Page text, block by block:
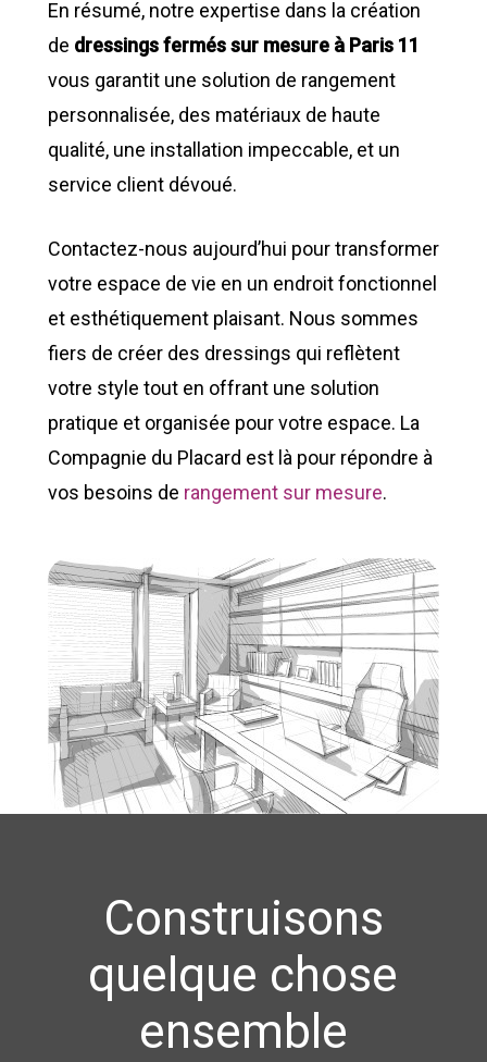
En résumé, notre expertise dans la création
de dressings fermés sur mesure à Paris 11
vous garantit une solution de rangement
personnalisée, des matériaux de haute
qualité, une installation impeccable, et un
service client dévoué.
Contactez-nous aujourd’hui pour transformer
votre espace de vie en un endroit fonctionnel
et esthétiquement plaisant. Nous sommes
fiers de créer des dressings qui reflètent
votre style tout en offrant une solution
pratique et organisée pour votre espace. La
Compagnie du Placard est là pour répondre à
vos besoins de rangement sur mesure.
Construisons
quelque chose
ensemble